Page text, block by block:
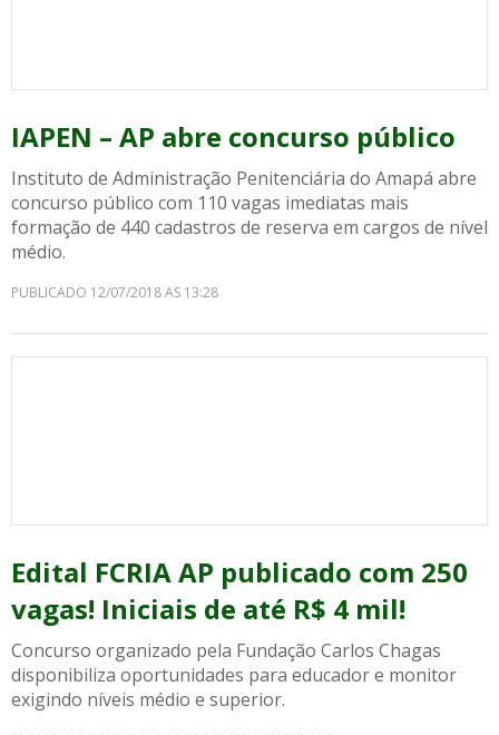
IAPEN – AP abre concurso público
Instituto de Administração Penitenciária do Amapá abre
concurso público com 110 vagas imediatas mais
formação de 440 cadastros de reserva em cargos de nível
médio.
PUBLICADO 12/07/2018 AS 13:28
Edital FCRIA AP publicado com 250
vagas! Iniciais de até R$ 4 mil!
Concurso organizado pela Fundação Carlos Chagas
disponibiliza oportunidades para educador e monitor
exigindo níveis médio e superior.